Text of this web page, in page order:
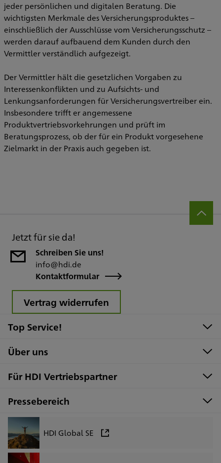
jeder persönlichen und digitalen Beratung. Die
wichtigsten Merkmale des Versicherungsproduktes –
einschließlich der Ausschlüsse vom Versicherungsschutz –
werden darauf aufbauend dem Kunden durch den
Vermittler verständlich aufgezeigt.
Der Vermittler hält die gesetzlichen Vorgaben zu
Interessenkonflikten und zu Aufsichts- und
Lenkungsanforderungen für Versicherungsvertreiber ein.
Insbesondere trifft er angemessene
Produktvertriebsvorkehrungen und prüft im
Beratungsprozess, ob der für ein Produkt vorgesehene
Zielmarkt in der Praxis auch gegeben ist.
Jetzt für sie da!
Schreiben Sie uns!
info@hdi.de
Kontaktformular
Vertrag widerrufen
Top Service!
Über uns
Für HDI Vertriebspartner
Pressebereich
HDI Global SE